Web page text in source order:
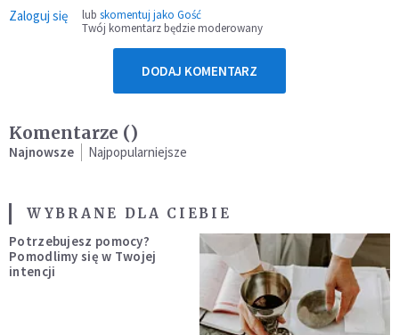
Zaloguj się lub skomentuj jako Gość
Twój komentarz będzie moderowany
DODAJ KOMENTARZ
Komentarze ()
Najnowsze Najpopularniejsze
WYBRANE DLA CIEBIE
Potrzebujesz pomocy?
Pomodlimy się w Twojej
intencji